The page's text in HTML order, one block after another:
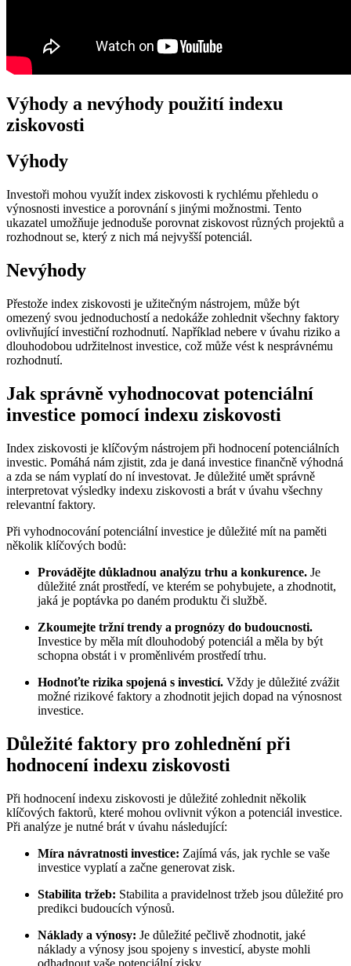
Výhody a nevýhody použití indexu
ziskovosti
Výhody
Investoři mohou využít index ziskovosti k rychlému přehledu o
výnosnosti investice a porovnání s jinými možnostmi. Tento
ukazatel umožňuje jednoduše porovnat ziskovost různých projektů a
rozhodnout se, který z nich má nejvyšší potenciál.
Nevýhody
Přestože index ziskovosti je užitečným nástrojem, může být
omezený svou jednoduchostí a nedokáže zohlednit všechny faktory
ovlivňující investiční rozhodnutí. Například nebere v úvahu riziko a
dlouhodobou udržitelnost investice, což může vést k nesprávnému
rozhodnutí.
Jak správně vyhodnocovat potenciální
investice pomocí indexu ziskovosti
Index ziskovosti je klíčovým nástrojem při hodnocení potenciálních
investic. Pomáhá nám zjistit, zda je daná investice finančně výhodná
a zda se nám vyplatí do ní investovat. Je důležité umět správně
interpretovat výsledky indexu ziskovosti a brát v úvahu všechny
relevantní faktory.
Při vyhodnocování potenciální investice je důležité mít na paměti
několik klíčových bodů:
Provádějte důkladnou analýzu trhu a konkurence. Je
důležité znát prostředí, ve kterém se pohybujete, a zhodnotit,
jaká je poptávka po daném produktu či službě.
Zkoumejte tržní trendy a prognózy do budoucnosti.
Investice by měla mít dlouhodobý potenciál a měla by být
schopna obstát i v proměnlivém prostředí trhu.
Hodnoťte rizika spojená s investicí. Vždy je důležité zvážit
možné rizikové faktory a zhodnotit jejich dopad na výnosnost
investice.
Důležité faktory pro zohlednění při
hodnocení indexu ziskovosti
Při hodnocení indexu ziskovosti je důležité zohlednit několik
klíčových faktorů, které mohou ovlivnit výkon a potenciál investice.
Při analýze je nutné brát v úvahu následující:
Míra návratnosti investice: Zajímá vás, jak rychle se vaše
investice vyplatí a začne generovat zisk.
Stabilita tržeb: Stabilita a pravidelnost tržeb jsou důležité pro
predikci budoucích výnosů.
Náklady a výnosy: Je důležité pečlivě zhodnotit, jaké
náklady a výnosy jsou spojeny s investicí, abyste mohli
odhadnout vaše potenciální zisky.